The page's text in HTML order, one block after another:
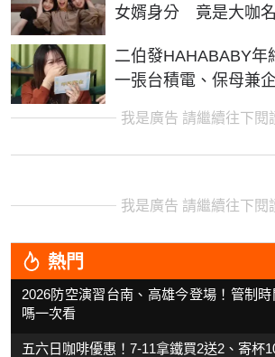
女婿身分 竟是大咖
二伯發HAHABABY年
一張台積電、保母兼
我是廣告 請繼續往下閱
我是廣告 請繼續往下閱
熱門
2026防空演習台南、高雄今登場！管制
嗎一次看
五六日咖啡優惠！7-11拿鐵買2送2、寄